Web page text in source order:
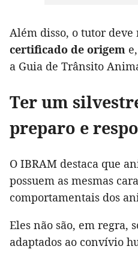
Além disso, o tutor deve
certificado de origem
a Guia de Trânsito
Ter um
preparo e
O IBRAM destaca que
possuem as mesmas
comportamentais dos
Eles não são, em regra,
adaptados ao convívio